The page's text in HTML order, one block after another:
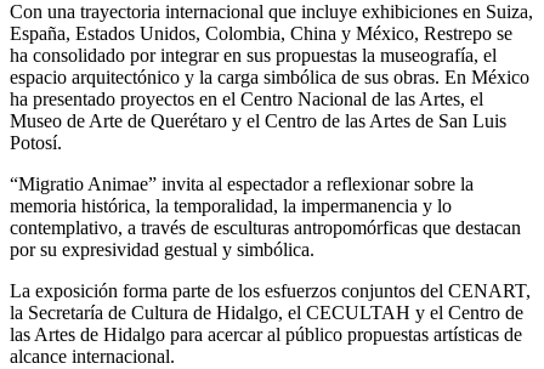
Con una trayectoria internacional que incluye exhibiciones en Suiza,
España, Estados Unidos, Colombia, China y México, Restrepo se
ha consolidado por integrar en sus propuestas la museografía, el
espacio arquitectónico y la carga simbólica de sus obras. En México
ha presentado proyectos en el Centro Nacional de las Artes, el
Museo de Arte de Querétaro y el Centro de las Artes de San Luis
Potosí.
“Migratio Animae” invita al espectador a reflexionar sobre la
memoria histórica, la temporalidad, la impermanencia y lo
contemplativo, a través de esculturas antropomórficas que destacan
por su expresividad gestual y simbólica.
La exposición forma parte de los esfuerzos conjuntos del CENART,
la Secretaría de Cultura de Hidalgo, el CECULTAH y el Centro de
las Artes de Hidalgo para acercar al público propuestas artísticas de
alcance internacional.